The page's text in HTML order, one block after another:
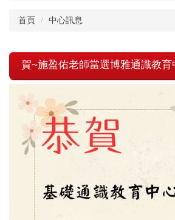
首頁 中心訊息
賀~施盈佑老師當選博雅通識教